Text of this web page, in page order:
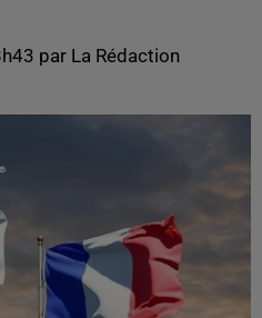
par La Rédaction